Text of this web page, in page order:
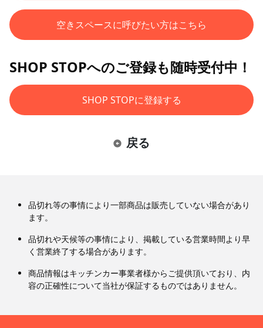
空きスペースに呼びたい方はこちら
SHOP STOPへのご登録も随時受付中！
SHOP STOPに登録する
戻る
品切れ等の事情により一部商品は販売していない場合があり
ます。
品切れや天候等の事情により、掲載している営業時間より早
く営業終了する場合があります。
商品情報はキッチンカー事業者様からご提供頂いており、内
容の正確性について当社が保証するものではありません。